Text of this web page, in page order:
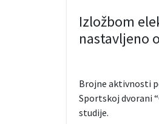
Izložbom
nastavljeno
Brojne aktivnosti
Sportskoj dvorani
studije.